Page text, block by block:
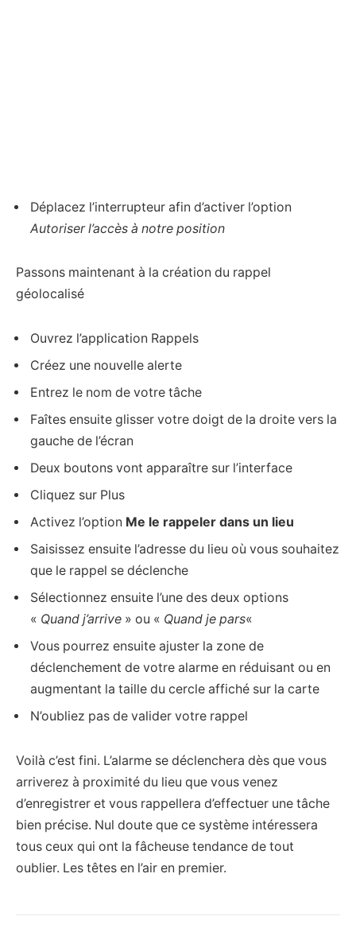
Déplacez l’interrupteur afin d’activer l’option
Autoriser l’accès à notre position
Passons maintenant à la création du rappel
géolocalisé
Ouvrez l’application Rappels
Créez une nouvelle alerte
Entrez le nom de votre tâche
Faîtes ensuite glisser votre doigt de la droite vers la
gauche de l’écran
Deux boutons vont apparaître sur l’interface
Cliquez sur Plus
Activez l’option Me le rappeler dans un lieu
Saisissez ensuite l’adresse du lieu où vous souhaitez
que le rappel se déclenche
Sélectionnez ensuite l’une des deux options
« Quand j’arrive » ou « Quand je pars«
Vous pourrez ensuite ajuster la zone de
déclenchement de votre alarme en réduisant ou en
augmentant la taille du cercle affiché sur la carte
N’oubliez pas de valider votre rappel
Voilà c’est fini. L’alarme se déclenchera dès que vous
arriverez à proximité du lieu que vous venez
d’enregistrer et vous rappellera d’effectuer une tâche
bien précise. Nul doute que ce système intéressera
tous ceux qui ont la fâcheuse tendance de tout
oublier. Les têtes en l’air en premier.